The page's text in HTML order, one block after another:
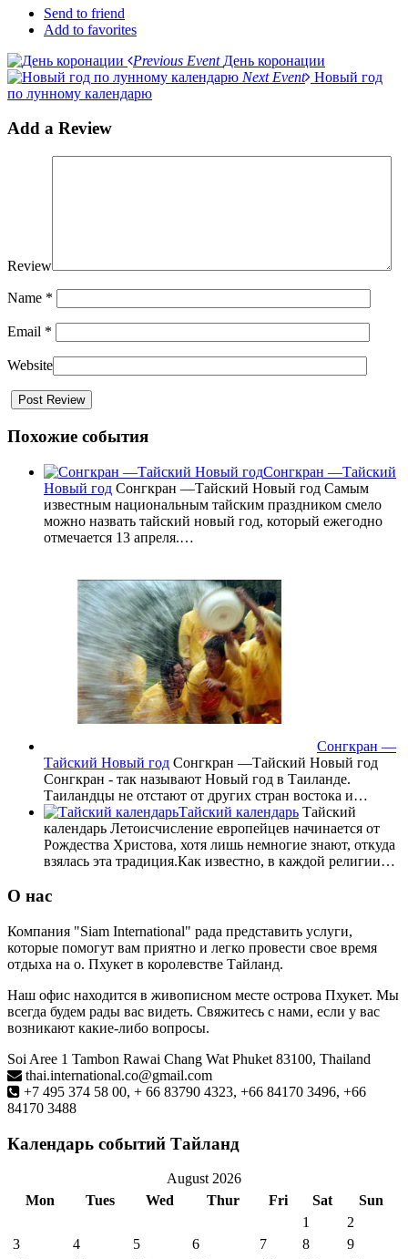
Send to friend
Add to favorites
Previous Event День коронации
Next Event Новый год
по лунному календарю
Add a Review
Review
Name *
Email *
Website
Похожие события
Сонгкран —Тайский
Новый год Сонгкран —Тайский Новый год Самым
известным национальным тайским праздником смело
можно назвать тайский новый год, который ежегодно
отмечается 13 апреля.…
Cонгкран —
Тайский Новый год Cонгкран —Тайский Новый год
Сонгкран - так называют Новый год в Таиланде.
Таиландцы не отстают от других стран востока и…
Тайский календарь Тайский
календарь Летоисчисление европейцев начинается от
Рождества Христова, хотя лишь немногие знают, откуда
взялась эта традиция.Как известно, в каждой религии…
О нас
Компания "Siam International" рада представить услуги,
которые помогут вам приятно и легко провести свое время
отдыха на о. Пхукет в королевстве Тайланд.
Наш офис находится в живописном месте острова Пхукет. Мы
всегда будем рады вас видеть. Свяжитесь с нами, если у вас
возникают какие-либо вопросы.
Soi Aree 1 Tambon Rawai Chang Wat Phuket 83100, Thailand
thai.international.co@gmail.com
+7 495 374 58 00, + 66 83790 4323, +66 84170 3496, +66
84170 3488
Календарь событий Тайланд
August 2026
Mon
Tues Wed Thur Fri Sat
Sun
1
2
3
4 5 6 7 8
9